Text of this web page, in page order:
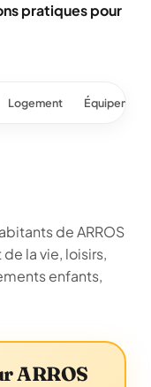
pratiques pour
Logement
de ARROS
la vie, loisirs,
enfants,
ARROS